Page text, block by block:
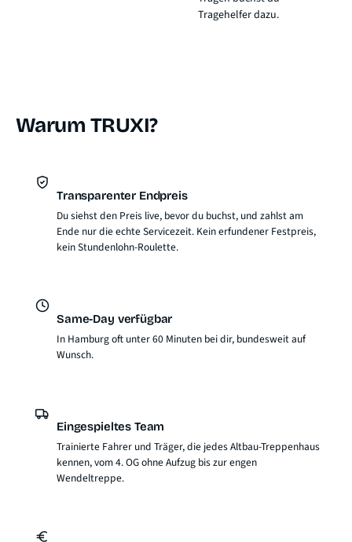
Tragehelfer dazu.
Warum TRUXI?
Transparenter Endpreis
Du siehst den Preis live, bevor du buchst, und zahlst am
Ende nur die echte Servicezeit. Kein erfundener Festpreis,
kein Stundenlohn-Roulette.
Same-Day verfügbar
In Hamburg oft unter 60 Minuten bei dir, bundesweit auf
Wunsch.
Eingespieltes Team
Trainierte Fahrer und Träger, die jedes Altbau-Treppenhaus
kennen, vom 4. OG ohne Aufzug bis zur engen
Wendeltreppe.